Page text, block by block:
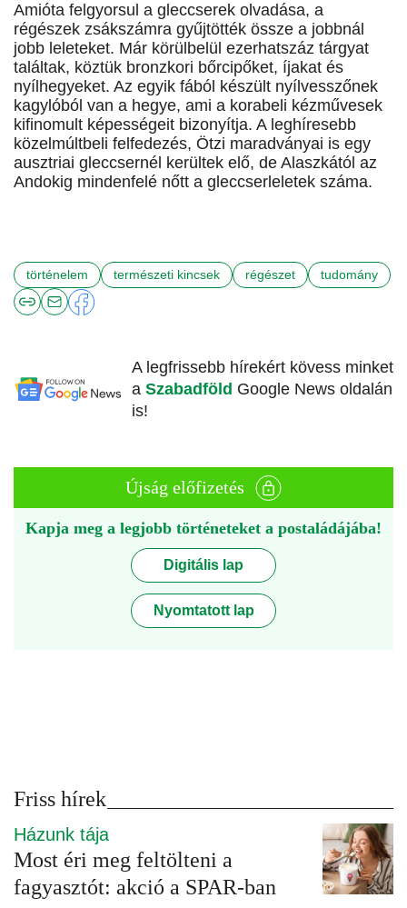
Amióta felgyorsul a gleccserek olvadása, a
régészek zsákszámra gyűjtötték össze a jobbnál
jobb leleteket. Már körülbelül ezerhatszáz tárgyat
találtak, köztük bronzkori bőrcipőket, íjakat és
nyílhegyeket. Az egyik fából készült nyílvesszőnek
kagylóból van a hegye, ami a korabeli kézművesek
kifinomult képességeit bizonyítja. A leghíresebb
közelmúltbeli felfedezés, Ötzi maradványai is egy
ausztriai gleccsernél kerültek elő, de Alaszkától az
Andokig mindenfelé nőtt a gleccserleletek száma.
történelem természeti kincsek régészet tudomány
A legfrissebb hírekért kövess minket
a Szabadföld Google News oldalán
is!
Újság előfizetés
Kapja meg a legjobb történeteket a postaládájába!
Digitális lap
Nyomtatott lap
Friss hírek
Házunk tája
Most éri meg feltölteni a
fagyasztót: akció a SPAR-ban